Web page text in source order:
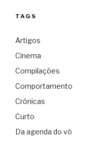
TAGS
Artigos
Cinema
Compilações
Comportamento
Crônicas
Curto
Da agenda do vô